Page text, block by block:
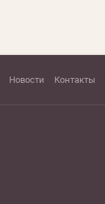
Новости Контакты